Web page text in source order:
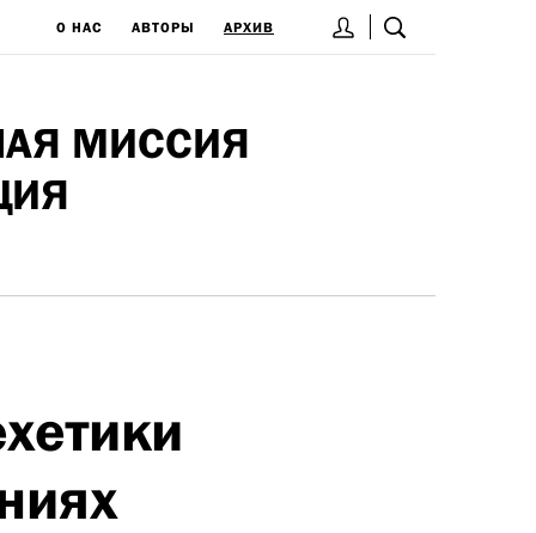
О НАС АВТОРЫ АРХИВ
МИССИЯ